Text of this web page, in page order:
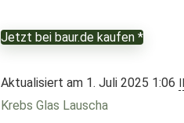
Jetzt bei baur.de kaufen *
Aktualisiert am 1. Juli 2025 1:06
Krebs Glas Lauscha